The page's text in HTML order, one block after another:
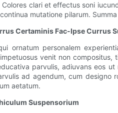
clari et effectus soni
mutatione pilarum.
Certaminis Fac-Ipse Currus
ornatum personalem
venit non
parvulis, adiuvans eos
ad agendum, cum designo
aetatum.
Suspensorium